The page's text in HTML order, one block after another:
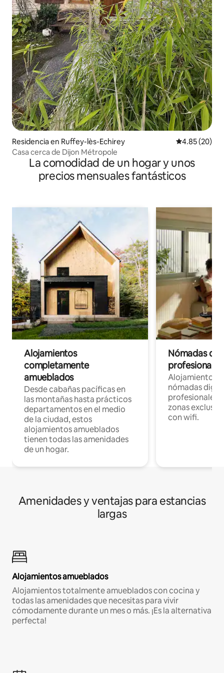
Residencia en Ruffey-lès-Echirey Calificación
4.85 (20)
Casa cerca de Dijon Métropole
La comodidad de un hogar y unos
precios mensuales fantásticos
Alojamientos
completamente
amueblados
Desde cabañas pacíficas en
las montañas hasta prácticos
departamentos en el medio
de la ciudad, estos
alojamientos amueblados
tienen todas las amenidades
de un hogar.
Nómadas
Alojamientos
nómadas
profesionales
zonas
con wifi.
Amenidades y ventajas para estancias
largas
Alojamientos amueblados
Alojamientos totalmente amueblados con cocina y
todas las amenidades que necesitas para vivir
cómodamente durante un mes o más. ¡Es la alternativa
perfecta!